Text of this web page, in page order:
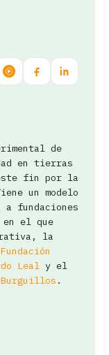
de
en tierras
este fin por la
un modelo
fundaciones
el que
la
Fundación
Leal y el
Burguillos .